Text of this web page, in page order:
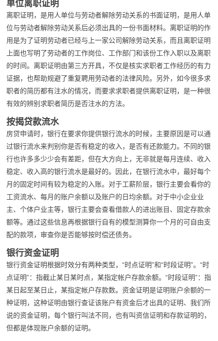
单位离职证明
离职证明，是用人单位与劳动者解除劳动关系的书面证明，是用人单
位与劳动者解除劳动关系后必须出具的一份书面材料。离职证明的作
用是为了证明劳动者已经与上一家公司解除劳动关系，而且离职证明
上面也写明了劳动者的工作岗位、工作部门和该份工作入职以及离职
的时间。离职证明由第三方开具，不仅是核实求职者工作经历的有力
证据，也帮助规避了重复聘用劳动者的法律风险。另外，如今很多求
职者的简历都有注水的情况，而要求求职者提供离职证明，是一种很
有效的辨别求职者简历是否注水的方法。
按揭贷款流水
房贷申请时，银行在要求你提供银行流水的时候，主要原因是可以通
过银行流水来判别你是否有稳定的收入，是否有还款能力。不同的银
行也许多多少少会有差距，但在大方向上，无非就是每月连续、收入
稳定、收入高的银行流水是最好的。因此，在银行流水中，最好每个
月的固定时间有较为稳定的入账。对于工薪阶层，银行主要会看你的
工资流水、每月的账户余额以及账户的日均余额。对于中小企业业
主、个体户业主等，银行主要会查看借款人的进出账目、固定存款余
额等。通过这些信息再根据银行自有的模型测算你一个月的可自由支
配的款项，审查你是否能够按时偿还债务。
银行资金证明
银行资金证明根据时效分有两种类型，“时点证明”和“时段证明”。“时
点证明”：指截止某日某时点，某指定帐户存款余额。“时段证明”：指
某日起至某日止，某指定帐户存款数。资金证明是证明账户余额的一
种证明，这种证明由银行查证该账户有资金后才出具的证明、我们所
说的资金证明，每个银行叫法不同，也有叫资信证明和存款证明的，
但都是体现账户余额的证明。